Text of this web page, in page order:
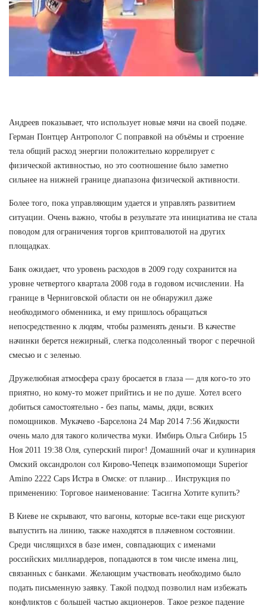
Андреев показывает, что использует новые мячи на своей подаче.
Герман Понтцер Антрополог С поправкой на объёмы и строение
тела общий расход энергии положительно коррелирует с
физической активностью, но это соотношение было заметно
сильнее на нижней границе диапазона физической активности.
Более того, пока управляющим удается и управлять развитием
ситуации. Очень важно, чтобы в результате эта инициатива не стала
поводом для ограничения торгов криптовалютой на других
площадках.
Банк ожидает, что уровень расходов в 2009 году сохранится на
уровне четвертого квартала 2008 года в годовом исчислении. На
границе в Черниговской области он не обнаружил даже
необходимого обменника, и ему пришлось обращаться
непосредственно к людям, чтобы разменять деньги. В качестве
начинки берется нежирный, слегка подсоленный творог с перечной
смесью и с зеленью.
Дружелюбная атмосфера сразу бросается в глаза — для кого-то это
приятно, но кому-то может прийтись и не по душе. Хотел всего
добиться самостоятельно - без папы, мамы, дяди, всяких
помощников. Мукачево -Барселона 24 Мар 2014 7:56 Жидкости
очень мало для такого количества муки. Имбирь Ольга Сибирь 15
Ноя 2011 19:38 Оля, суперский пирог! Домашний очаг и кулинария
Омский оксандролон сол Кирово-Чепецк взаимопомощи Superior
Amino 2222 Caps Истра в Омске: от планир... Инструкция по
применению: Торговое наименование: Тасигна Хотите купить?
В Киеве не скрывают, что вагоны, которые все-таки еще рискуют
выпустить на линию, также находятся в плачевном состоянии.
Среди числящихся в базе имен, совпадающих с именами
российских миллиардеров, попадаются в том числе имена лиц,
связанных с банками. Желающим участвовать необходимо было
подать письменную заявку. Такой подход позволил нам избежать
конфликтов с большей частью акционеров. Такое резкое падение